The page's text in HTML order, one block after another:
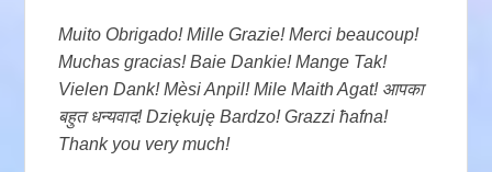
Muito Obrigado! Mille Grazie! Merci beaucoup!
Muchas gracias! Baie Dankie! Mange Tak!
Vielen Dank! Mèsi Anpil! Mile Maith Agat! आपका
बहुत धन्यवाद! Dziękuję Bardzo! Grazzi ħafna!
Thank you very much!